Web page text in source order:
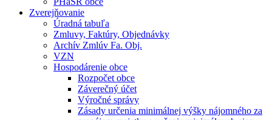
Zverejňovanie
Úradná tabuľa
Zmluvy, Faktúry, Objednávky
Archív Zmlúv Fa. Obj.
VZN
Hospodárenie obce
Rozpočet obce
Záverečný účet
Výročné správy
Zásady určenia minimálnej výšky nájomného za